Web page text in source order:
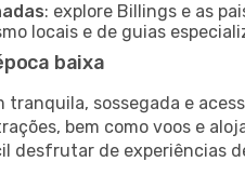
: explore Billings e as
locais e de guias
baixa
tranquila, sossegada e
bem como voos e
desfrutar de experiências